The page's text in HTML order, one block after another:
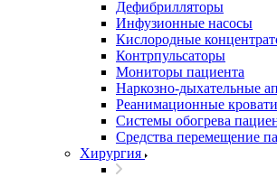
Дефибрилляторы
Инфузионные насосы
Кислородные
Контрпульсаторы
Мониторы пациента
Наркозно-дыхательные
Реанимационные кровати
Системы обогрева
Средства перемещение
Хирургия